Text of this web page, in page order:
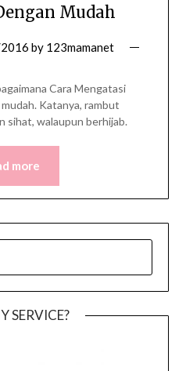
Mudah
by 123mamanet
Cara Mengatasi
Katanya, rambut
sihat, walaupun berhijab.
more
SERVICE?